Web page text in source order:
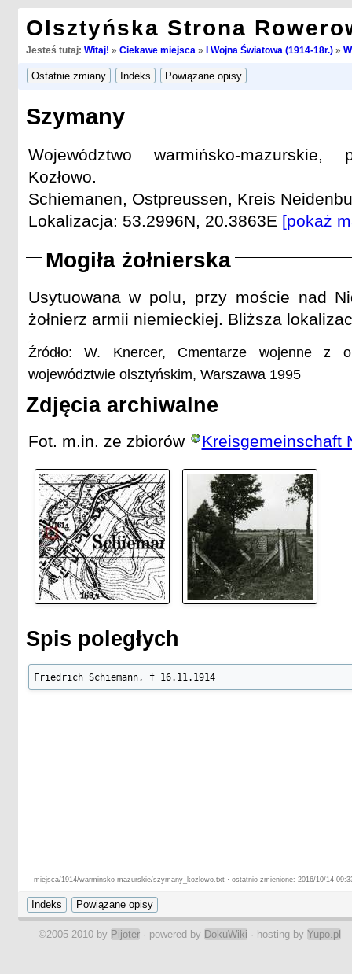
Olsztyńska Strona
Jesteś tutaj: Witaj! » Ciekawe miejsca » I Wojna Światowa (1914-18r.)»
Szymany
Województwo warmińsko-
Kozłowo.
Schiemanen, Ostpreussen, Kreis
Lokalizacja: 53.2996N, 20.3863E [pokaż
Mogiła żołnierska
Usytuowana w polu, przy moście nad
żołnierz armii niemieckiej. Bliższa
Źródło: W. Knercer, Cmentarze wojenne z
województwie olsztyńskim, Warszawa 1995
Zdjęcia archiwalne
Fot. m.in. ze zbiorów Kreisgemeinschaft
Spis poległych
Friedrich Schiemann, † 16.11.1914
miejsca/1914/warminsko-mazurskie/szymany_kozlowo.txt · ostatnio zmienione: 2016/10/14
©2005-2010 by Pijoter · powered by DokuWiki · hosting by Yupo.pl